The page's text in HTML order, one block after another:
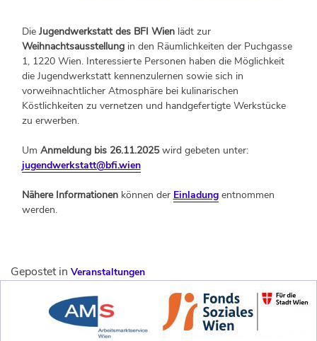
Die Jugendwerkstatt des BFI Wienlädt zur
Weihnachtsausstellungin den Räumlichkeiten der Puchgasse
1, 1220 Wien. Interessierte Personen haben die Möglichkeit
die Jugendwerkstatt kennenzulernen sowie sich in
vorweihnachtlicher Atmosphäre bei kulinarischen
Köstlichkeiten zu vernetzen und handgefertigte Werkstücke
zu erwerben.
Um Anmeldung bis 26.11.2025wird gebeten unter:
jugendwerkstatt@bfi.wien
Nähere Informationenkönnen der Einladungentnommen
werden.
Gepostet in Veranstaltungen